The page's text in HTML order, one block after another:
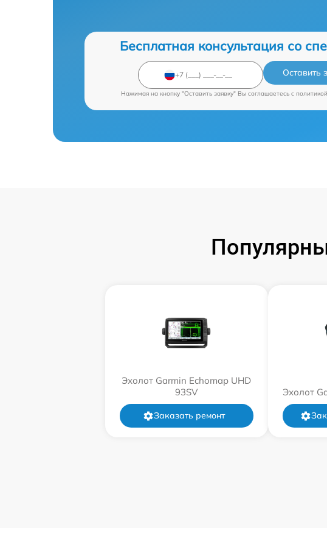
Бесплатная консультация со
Оставить
Нажимая на кнопку "Оставить заявку" Вы соглашаетесь c
Эхолот Garmin Echomap UHD
93SV
Заказать ремонт
Эхолот